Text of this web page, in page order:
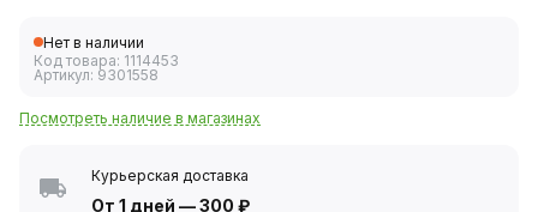
Нет в наличии
Код товара: 1114453
Артикул: 9301558
Посмотреть наличие в магазинах
Курьерская доставка
От 1 дней —300 ₽